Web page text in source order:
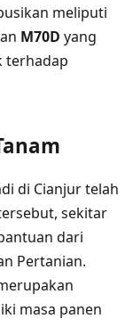
meliputi
M70D yang
terhadap
di Cianjur telah
sekitar
dari
Pertanian.
masa panen